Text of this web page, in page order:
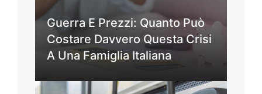
Guerra E Prezzi: Quanto Può
Costare Davvero Questa Crisi
A Una Famiglia Italiana